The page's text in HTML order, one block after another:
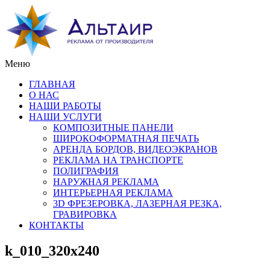
Меню
ГЛАВНАЯ
О НАС
НАШИ РАБОТЫ
НАШИ УСЛУГИ
КОМПОЗИТНЫЕ ПАНЕЛИ
ШИРОКОФОРМАТНАЯ ПЕЧАТЬ
АРЕНДА БОРДОВ, ВИДЕОЭКРАНОВ
РЕКЛАМА НА ТРАНСПОРТЕ
ПОЛИГРАФИЯ
НАРУЖНАЯ РЕКЛАМА
ИНТЕРЬЕРНАЯ РЕКЛАМА
3D ФРЕЗЕРОВКА, ЛАЗЕРНАЯ РЕЗКА,
ГРАВИРОВКА
КОНТАКТЫ
k_010_320x240